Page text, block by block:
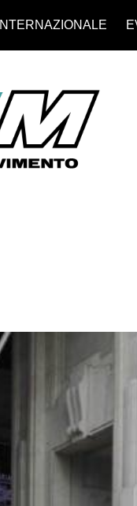
INTERNAZIONALE